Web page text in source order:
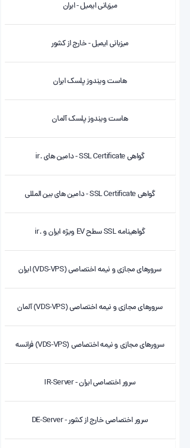
میزبانی ایمیل - ایران
میزبانی ایمیل - خارج از کشور
هاست ویندوز پلسک ایران
هاست ویندوز پلسک آلمان
گواهی SSL Certificate - دامین های .ir
گواهی SSL Certificate - دامین های بین المللی
گواهینامه SSL سطح EV ویژه ایران و .ir
سرورهای مجازی و نیمه اختصاصی (VDS-VPS) ایران
سرورهای مجازی و نیمه اختصاصی (VDS-VPS) آلمان
سرورهای مجازی و نیمه اختصاصی (VDS-VPS) فرانسه
سرور اختصاصی ایران - IR-Server
سرور اختصاصی خارج از کشور - DE-Server